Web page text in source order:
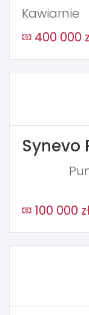
Kawiarnie
400 000
Synevo
100 000